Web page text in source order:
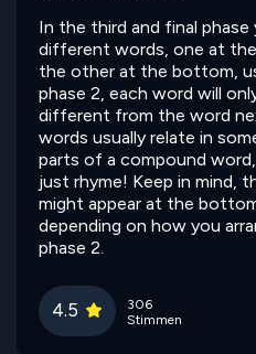
In the third and final
different words, one at
the other at the bottom,
phase 2, each word will
different from the word
words usually relate in
parts of a compound
just rhyme! Keep in mind,
might appear at the
depending on how you
phase 2.
4.5
306
Stimmen